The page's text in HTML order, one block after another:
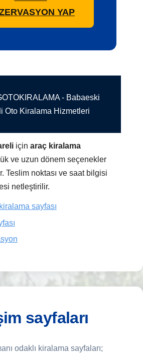
YAP
- Babaeski
Oto Kiralama Hizmetleri
içinaraç kiralama
ve uzun dönem seçenekler
Teslim noktası ve saat bilgisi
netleştirilir.
sayfası
sayfaları
odaklı kiralama sayfaları;